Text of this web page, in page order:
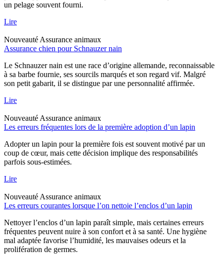
un pelage souvent fourni.
Lire
Nouveauté Assurance animaux
Assurance chien pour Schnauzer nain
Le Schnauzer nain est une race d’origine allemande, reconnaissable
à sa barbe fournie, ses sourcils marqués et son regard vif. Malgré
son petit gabarit, il se distingue par une personnalité affirmée.
Lire
Nouveauté Assurance animaux
Les erreurs fréquentes lors de la première adoption d’un lapin
Adopter un lapin pour la première fois est souvent motivé par un
coup de cœur, mais cette décision implique des responsabilités
parfois sous-estimées.
Lire
Nouveauté Assurance animaux
Les erreurs courantes lorsque l’on nettoie l’enclos d’un lapin
Nettoyer l’enclos d’un lapin paraît simple, mais certaines erreurs
fréquentes peuvent nuire à son confort et à sa santé. Une hygiène
mal adaptée favorise l’humidité, les mauvaises odeurs et la
prolifération de germes.